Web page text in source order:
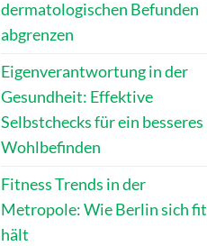
dermatologischen Befunden
abgrenzen
Eigenverantwortung in der
Gesundheit: Effektive
Selbstchecks für ein besseres
Wohlbefinden
Fitness Trends in der
Metropole: Wie Berlin sich fit
hält